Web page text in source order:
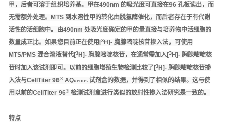
甲，后者可溶于组织培养基。甲在490nm 的吸光度可直接在96 孔板读出，而
无需额外处理。MTS 到水溶性甲的转化由脱氢酶催化，而后者存在于有代谢
活性的活细胞中。由490nm 处吸光度确定的甲的量直接与培养物中活细胞的
数量成正比。如果您目前正在使用[3 H]- 胸腺嘧啶核苷掺入法，可使用
MTS/PMS 混合溶液替代[3 H]- 胸腺嘧啶核苷，在通常需加入[3 H]- 胸腺嘧啶核
苷时加入该试剂即可。以前的细胞增殖生物检测比较了[3 H]- 胸腺嘧啶核苷掺
入法与CellTiter 96® AQueous 试剂盒的数据，并得到了相似的结果。这与使
用以前的CellTiter 96® 检测试剂盒进行类似的放射性掺入法研究是一致的。
特点